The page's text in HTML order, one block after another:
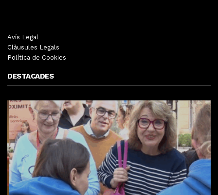
Avís Legal
Clàusules Legals
Política de Cookies
DESTACADES